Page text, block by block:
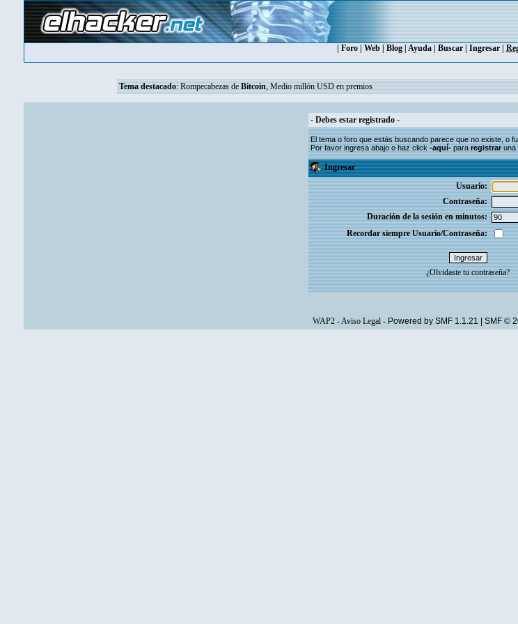
Foro| Web| Blog| Ayuda| Buscar| Ingresar|
Tema destacado: Rompecabezas de Bitcoin, Medio millón USD en premios
- Debes estar registrado -
El tema o foro que estás buscando parece que no existe, o
Por favor ingresa abajo o haz click-aquí-pararegistraruna
Ingresar
Usuario:
Contraseña:
Duración de la sesión en minutos:
Recordar siempre Usuario/Contraseña:
¿Olvidaste tu contraseña?
WAP2-Aviso Legal- Powered by SMF 1.1.21 SMF ©